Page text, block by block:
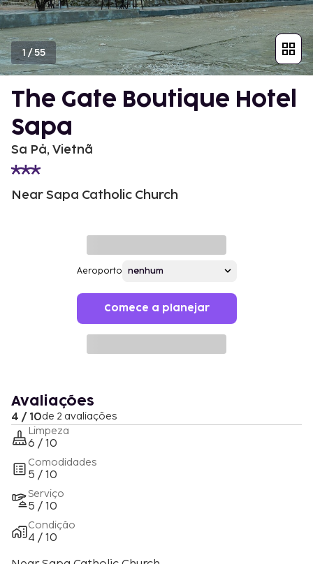
1 /55
The Gate Boutique Hotel
Sapa
Sa Pả, Vietnã
Near Sapa Catholic Church
Aeroporto
Comece a planejar
Avaliações
4 / 10de 2 avaliações
Limpeza
6 / 10
Comodidades
5 / 10
Serviço
5 / 10
Condição
4 / 10